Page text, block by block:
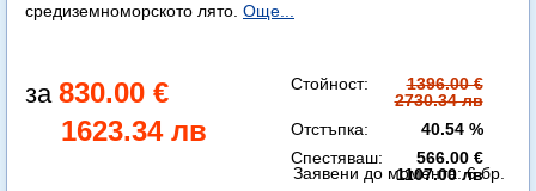
средиземноморското лято. Още...
830.00 €
1623.34 лв
Стойност:
1396.00 €
2730.34 лв
Отстъпка:
40.54 %
Спестяваш:
566.00 €
1107.00 лв
Заявени до момента:6 бр.